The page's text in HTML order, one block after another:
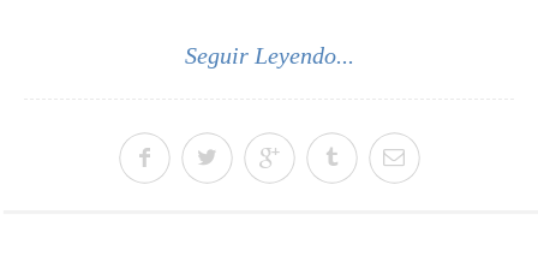
Seguir Leyendo...